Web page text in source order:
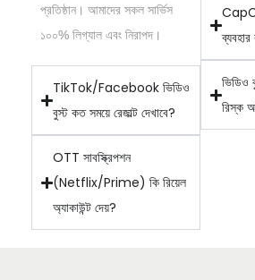
প্রতিষ্ঠান। আমাদের সকল সার্ভিস
১০০% লিগ্যাল এবং নিরাপদ।
TikTok/Facebook ভিডিও
বুস্ট কত সময়ে রেজাল্ট দেখাবে?
OTT সাবস্ক্রিপশন
(Netflix/Prime) কি রিয়েল
অ্যাকাউন্ট দেয়?
ভিডিও
রিস্ক